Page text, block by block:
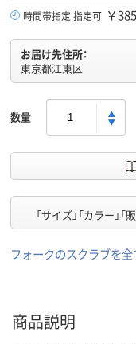
時間帯指定 指定可 ￥385
お届け先住所：
東京都江東区
数量
「サイズ」「カラー」
フォークのスクラブを全
商品説明